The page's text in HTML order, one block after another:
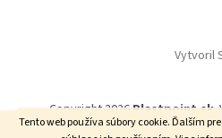
Tento web používa súbory cookie. Ďalším
Nakupujte so ZĽAVOU!% Lentý výpredaj s
Vytvoril
Copyright 2026Plastpoint.sk.